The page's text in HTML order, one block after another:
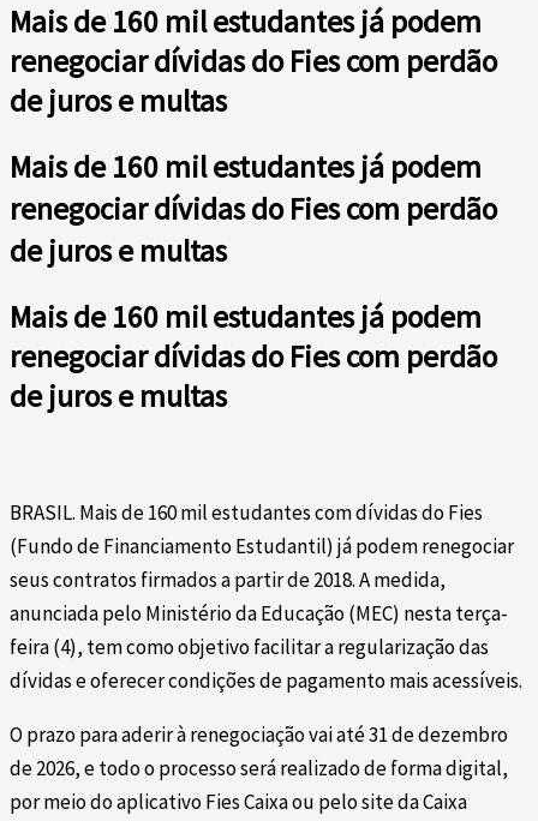
Mais de 160 mil estudantes já podem
renegociar dívidas do Fies com perdão
de juros e multas
Mais de 160 mil estudantes já podem
renegociar dívidas do Fies com perdão
de juros e multas
Mais de 160 mil estudantes já podem
renegociar dívidas do Fies com perdão
de juros e multas
BRASIL. Mais de 160 mil estudantes com dívidas do Fies
(Fundo de Financiamento Estudantil) já podem renegociar
seus contratos firmados a partir de 2018. A medida,
anunciada pelo Ministério da Educação (MEC) nesta terça-
feira (4), tem como objetivo facilitar a regularização das
dívidas e oferecer condições de pagamento mais acessíveis.
O prazo para aderir à renegociação vai até 31 de dezembro
de 2026, e todo o processo será realizado de forma digital,
por meio do aplicativo Fies Caixa ou pelo site da Caixa